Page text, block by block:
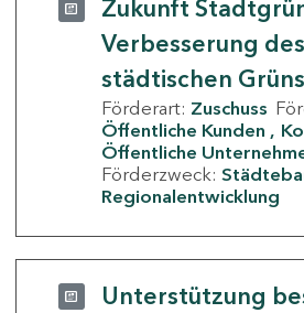
Zukunft
Verbesserung des
städtischen
Förderart: Zuschuss
Öffentliche Kunden
Öffentliche
Förderzweck:
Regionalentwicklung
Unterstützung